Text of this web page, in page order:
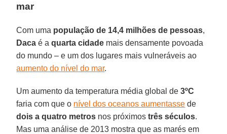
mar
Com uma população de 14,4 milhões de pessoas,
Daca é aquarta cidade mais densamente povoada
do mundo – e um dos lugares mais vulneráveis ao
aumento do nível do mar.
Um aumento da temperatura média global de3ºC
faria com que o nível dos oceanos aumentasse de
dois a quatro metros nos próximos três séculos.
Mas uma análise de 2013 mostra que as marés em